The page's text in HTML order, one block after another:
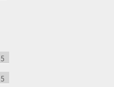
5
5